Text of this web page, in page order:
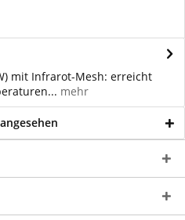
mit Infrarot-Mesh: erreicht
mehr